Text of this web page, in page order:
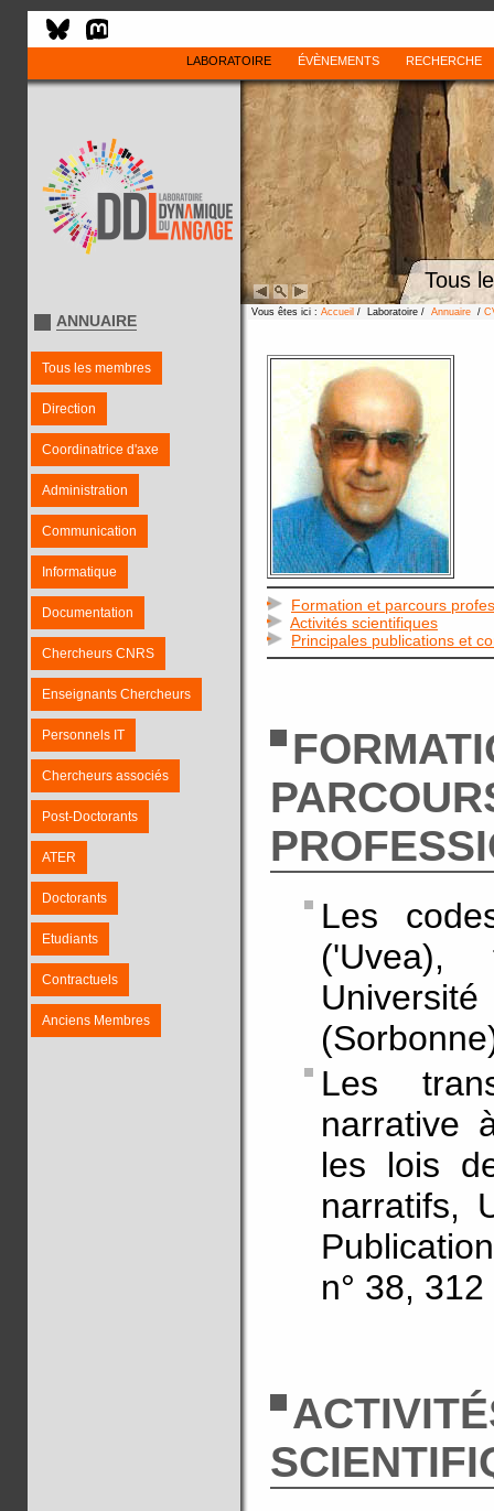
LABORATOIRE ÉVÈNEMENTS RECHERCHE
Tous
ANNUAIRE
Tous les membres
Direction
Coordinatrice d'axe
Administration
Communication
Informatique
Documentation
Chercheurs CNRS
Enseignants Chercheurs
Personnels IT
Chercheurs associés
Post-Doctorants
ATER
Doctorants
Etudiants
Contractuels
Anciens Membres
Vous êtes ici : Accueil / Laboratoire / Annuaire /
Formation et parcours
Activités scientifiques
Principales publications et
Les
('Uvea),
Les
narrative
les lois
narratifs,
n° 38, 312